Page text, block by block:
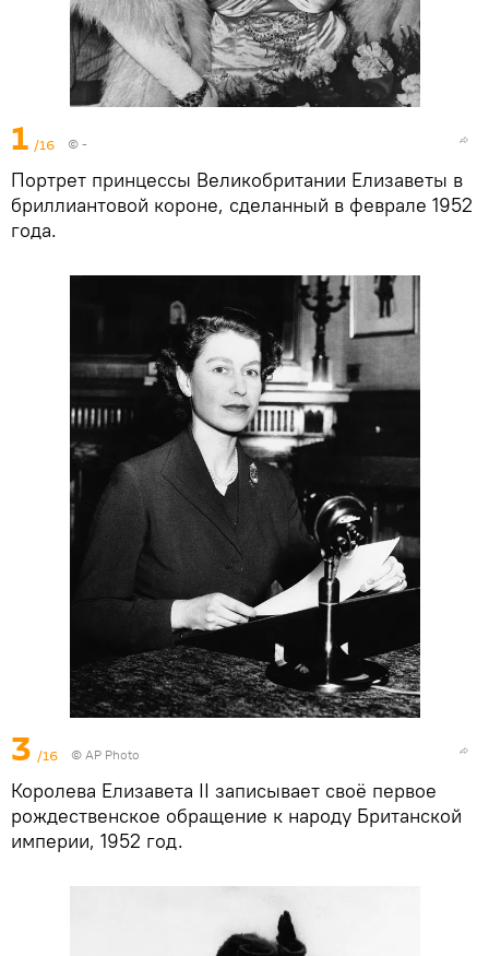
1 /16 © -
Портрет принцессы Великобритании Елизаветы в
бриллиантовой короне, сделанный в феврале 1952
года.
3 /16 © AP Photo
Королева Елизавета II записывает своё первое
рождественское обращение к народу Британской
империи, 1952 год.